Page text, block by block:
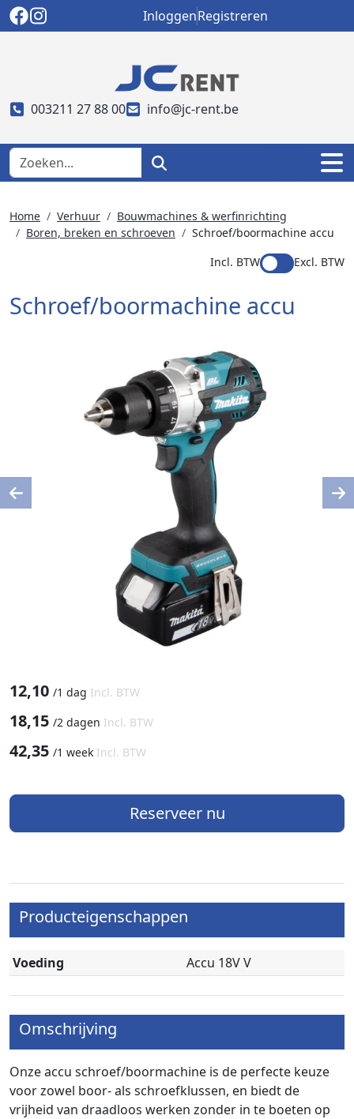
InloggenRegistreren
003211 27 88 00 info@jc-rent.be
Home Verhuur
Bouwmachines & werfinrichting
Boren, breken en schroeven
Schroef/boormachine accu
Incl. BTW
Excl. BTW
Schroef/boormachine accu
12,10 /1 dag Incl. BTW
18,15 /2 dagen Incl. BTW
42,35 /1 week Incl. BTW
Reserveer nu
Previous
Producteigenschappen
Voeding Accu 18V V
Omschrijving
Onze accu schroef/boormachine is de perfecte keuze
voor zowel boor- als schroefklussen, en biedt de
vrijheid van draadloos werken zonder in te boeten op